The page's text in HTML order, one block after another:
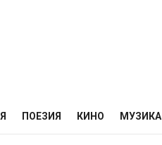
ПОЕЗИЯ КИНО МУЗИКА